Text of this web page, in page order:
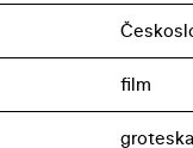
film
groteska